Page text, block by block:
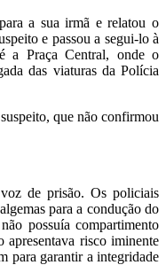
a sua irmã e relatou o
e passou a segui-lo à
a Praça Central, onde o
das viaturas da Polícia
que não confirmou
de prisão. Os policiais
para a condução do
possuía compartimento
apresentava risco iminente
para garantir a integridade